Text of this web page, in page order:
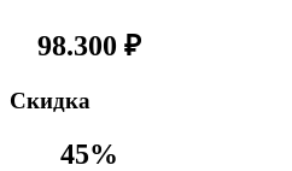
98.300₽
Cкидка
45%